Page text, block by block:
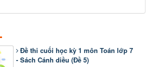
Đề thi cuối học kỳ 1 môn Toán lớp 7
- Sách Cánh diều (Đề 5)